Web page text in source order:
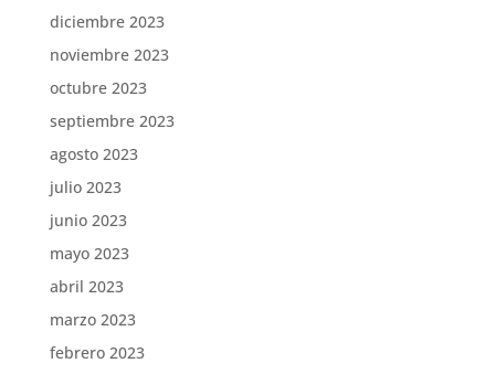
diciembre 2023
noviembre 2023
octubre 2023
septiembre 2023
agosto 2023
julio 2023
junio 2023
mayo 2023
abril 2023
marzo 2023
febrero 2023